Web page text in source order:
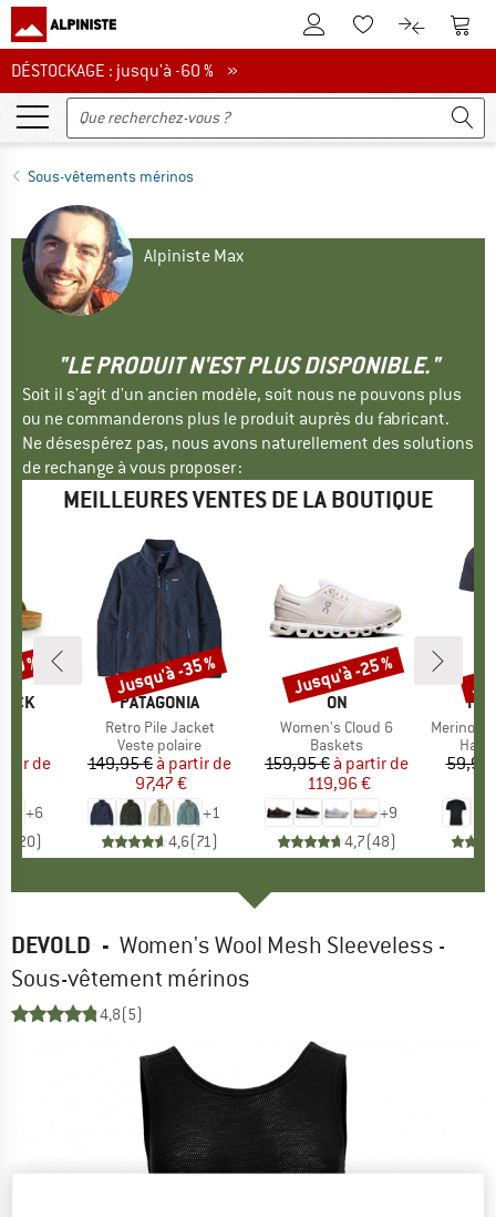
Vers le compte client
Vers la liste
Vers le
DÉSTOCKAGE : jusqu'à -60 %
DÉSTOCKAGE : jusqu'à -60 % »
Sous-vêtements mérinos
Alpiniste Max
"LE PRODUIT N'EST PLUS DISPONIBLE."
Soit il s'agit d'un ancien modèle, soit nous ne pouvons plus
ou ne commanderons plus le produit auprès du fabricant.
Ne désespérez pas, nous avons naturellement des solutions
de rechange à vous proposer :
MEILLEURES VENTES DE LA BOUTIQUE
réduit
de
+6
20)
%
MARQUE
PATAGONIA
Article
Retro Pile Jacket
Product group
Veste polaire
Prix
149,95 € Prix réduit
à partir de
97,47 €
+1
4,6(71)
Remise
Jusqu'à -35 %
MARQUE
ON
Article
Women's Cloud 6
Product group
Baskets
Prix
159,95 € Prix réduit
à partir de
119,96 €
+9
4,7(48)
Remise
Jusqu'à -25 %
Article
MerinoMix150
Haut
59,95
DEVOLD - Women's Wool Mesh Sleeveless -
Sous-vêtement mérinos
4,8(5)